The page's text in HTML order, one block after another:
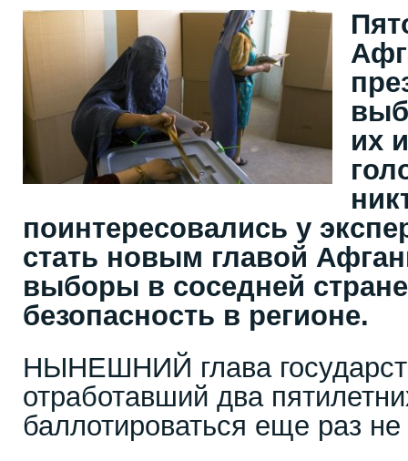
их
поинтересовались у
стать новым главой
выборы в соседней
безопасность в регионе.
НЫНЕШНИЙ глава
отработавший два
баллотироваться еще раз